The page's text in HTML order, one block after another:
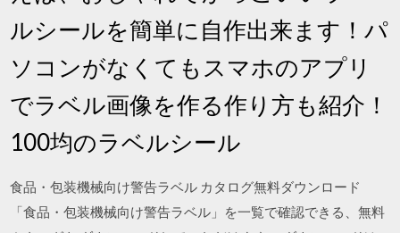
ルシールを簡単に自作出来ます！パ
ソコンがなくてもスマホのアプリ
でラベル画像を作る作り方も紹介！
100均のラベルシール
食品・包装機械向け警告ラベル カタログ無料ダウンロード
「食品・包装機械向け警告ラベル」を一覧で確認できる、無料